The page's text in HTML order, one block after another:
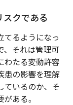
クである
てるようになっ
、それは管理可
わたる変動許容
患の影響を理解
ているのか、そ
ある。